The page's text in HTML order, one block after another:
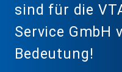
sind für die
Service GmbH
Bedeutung!